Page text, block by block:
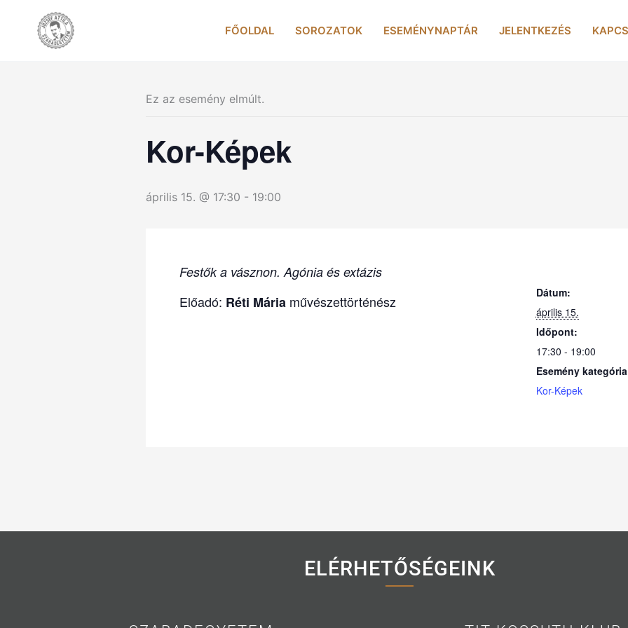
FŐOLDAL SOROZATOK ESEMÉNYNAPTÁR JELENTKEZÉS
Ez az esemény elmúlt.
Kor-Képek
április 15. @ 17:30 - 19:00
Festők a vásznon. Agónia és extázis
Előadó: Réti Mária művészettörténész
Dátum:
április 15.
Időpont:
17:30 - 19:00
Esemény
Kor-Képek
ELÉRHETŐSÉGEINK